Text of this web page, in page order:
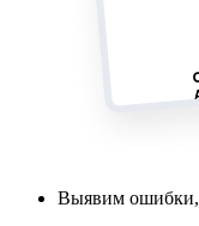
Выявим ошибки,